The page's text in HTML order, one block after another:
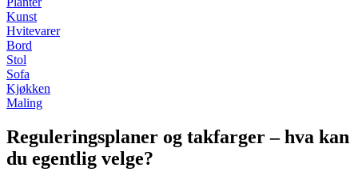
Kunst
Hvitevarer
Bord
Stol
Sofa
Kjøkken
Maling
Reguleringsplaner og takfarger – hva kan
du egentlig velge?